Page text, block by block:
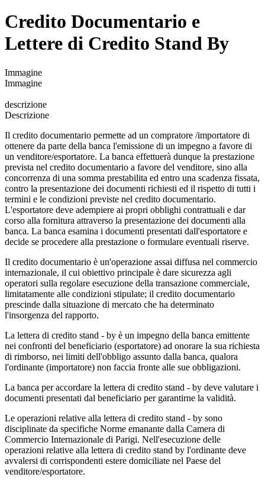
Credito Documentario e
Lettere di Credito Stand By
Immagine
Immagine
descrizione
Descrizione
Il credito documentario permette ad un compratore /importatore di
ottenere da parte della banca l'emissione di un impegno a favore di
un venditore/esportatore. La banca effettuerà dunque la prestazione
prevista nel credito documentario a favore del venditore, sino alla
concorrenza di una somma prestabilita ed entro una scadenza fissata,
contro la presentazione dei documenti richiesti ed il rispetto di tutti i
termini e le condizioni previste nel credito documentario.
L'esportatore deve adempiere ai propri obblighi contrattuali e dar
corso alla fornitura attraverso la presentazione dei documenti alla
banca. La banca esamina i documenti presentati dall'esportatore e
decide se procedere alla prestazione o formulare eventuali riserve.
Il credito documentario è un'operazione assai diffusa nel commercio
internazionale, il cui obiettivo principale è dare sicurezza agli
operatori sulla regolare esecuzione della transazione commerciale,
limitatamente alle condizioni stipulate; il credito documentario
prescinde dalla situazione di mercato che ha determinato
l'insorgenza del rapporto.
La lettera di credito stand - by è un impegno della banca emittente
nei confronti del beneficiario (esportatore) ad onorare la sua richiesta
di rimborso, nei limiti dell'obbligo assunto dalla banca, qualora
l'ordinante (importatore) non faccia fronte alle sue obbligazioni.
La banca per accordare la lettera di credito stand - by deve valutare i
documenti presentati dal beneficiario per garantirne la validità.
Le operazioni relative alla lettera di credito stand - by sono
disciplinate da specifiche Norme emanante dalla Camera di
Commercio Internazionale di Parigi. Nell'esecuzione delle
operazioni relative alla lettera di credito stand by l'ordinante deve
avvalersi di corrispondenti estere domiciliate nel Paese del
venditore/esportatore.